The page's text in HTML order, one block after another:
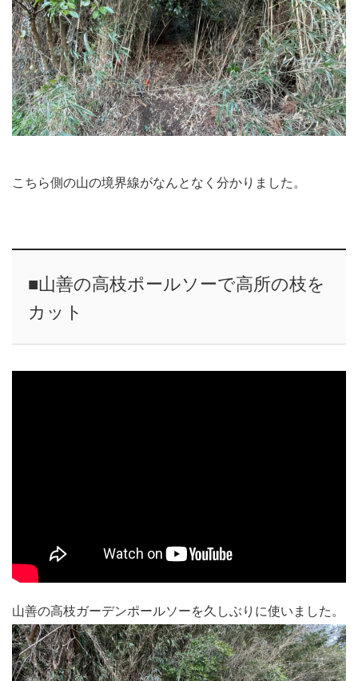
こちら側の山の境界線がなんとなく分かりました。
■山善の高枝ポールソーで高所の枝を
カット
山善の高枝ガーデンポールソーを久しぶりに使いました。